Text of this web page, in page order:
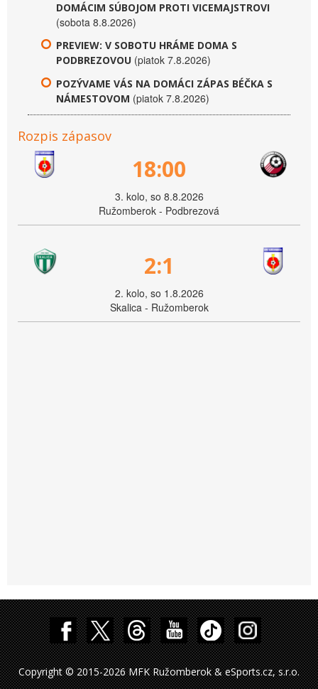
DOMÁCIM SÚBOJOM PROTI VICEMAJSTROVI
(sobota 8.8.2026)
PREVIEW: V SOBOTU HRÁME DOMA S
PODBREZOVOU (piatok 7.8.2026)
POZÝVAME VÁS NA DOMÁCI ZÁPAS BÉČKA S
NÁMESTOVOM (piatok 7.8.2026)
Rozpis zápasov
18:00
3. kolo, so 8.8.2026
Ružomberok - Podbrezová
2:1
2. kolo, so 1.8.2026
Skalica - Ružomberok
Copyright © 2015-2026 MFK Ružomberok & eSports.cz, s.r.o.